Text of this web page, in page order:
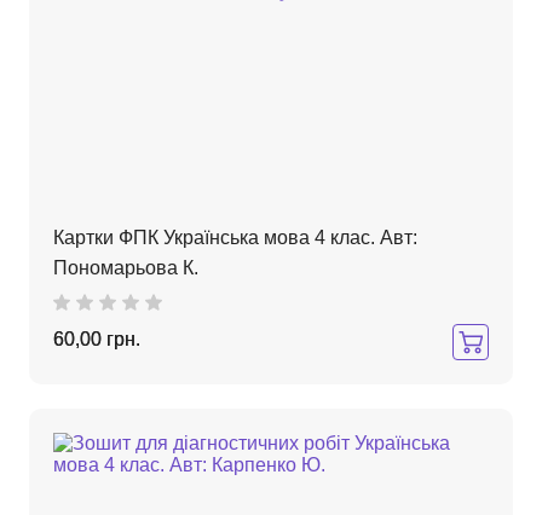
Картки ФПК Українська мова 4 клас. Авт:
Пономарьова К.
60,00 грн.